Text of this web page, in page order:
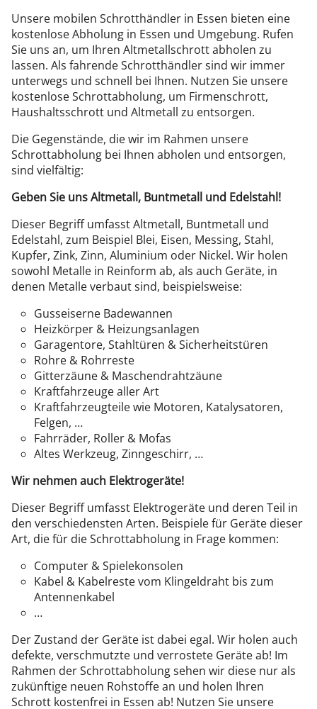
Unsere mobilen Schrotthändler in Essen bieten eine
kostenlose Abholung in Essen und Umgebung. Rufen
Sie uns an, um Ihren Altmetallschrott abholen zu
lassen. Als fahrende Schrotthändler sind wir immer
unterwegs und schnell bei Ihnen. Nutzen Sie unsere
kostenlose Schrottabholung, um Firmenschrott,
Haushaltsschrott und Altmetall zu entsorgen.
Die Gegenstände, die wir im Rahmen unsere
Schrottabholung bei Ihnen abholen und entsorgen,
sind vielfältig:
Geben Sie uns Altmetall, Buntmetall und Edelstahl!
Dieser Begriff umfasst Altmetall, Buntmetall und
Edelstahl, zum Beispiel Blei, Eisen, Messing, Stahl,
Kupfer, Zink, Zinn, Aluminium oder Nickel. Wir holen
sowohl Metalle in Reinform ab, als auch Geräte, in
denen Metalle verbaut sind, beispielsweise:
Gusseiserne Badewannen
Heizkörper & Heizungsanlagen
Garagentore, Stahltüren & Sicherheitstüren
Rohre & Rohrreste
Gitterzäune & Maschendrahtzäune
Kraftfahrzeuge aller Art
Kraftfahrzeugteile wie Motoren, Katalysatoren,
Felgen, …
Fahrräder, Roller & Mofas
Altes Werkzeug, Zinngeschirr, …
Wir nehmen auch Elektrogeräte!
Dieser Begriff umfasst Elektrogeräte und deren Teil in
den verschiedensten Arten. Beispiele für Geräte dieser
Art, die für die Schrottabholung in Frage kommen:
Computer & Spielekonsolen
Kabel & Kabelreste vom Klingeldraht bis zum
Antennenkabel
…
Der Zustand der Geräte ist dabei egal. Wir holen auch
defekte, verschmutzte und verrostete Geräte ab! Im
Rahmen der Schrottabholung sehen wir diese nur als
zukünftige neuen Rohstoffe an und holen Ihren
Schrott kostenfrei in Essen ab! Nutzen Sie unsere